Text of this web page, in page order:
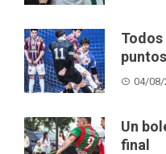
puntos
04/08/
Un
final